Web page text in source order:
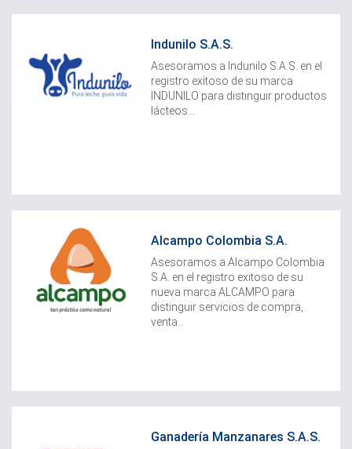
Indunilo S.A.S.
Asesoramos a Indunilo S.A.S. en el
registro exitoso de su marca
INDUNILO para distinguir productos
lácteos...
Alcampo Colombia S.A.
Asesoramos a Alcampo Colombia
S.A. en el registro exitoso de su
nueva marca ALCAMPO para
distinguir servicios de compra,
venta...
Ganadería Manzanares S.A.S.